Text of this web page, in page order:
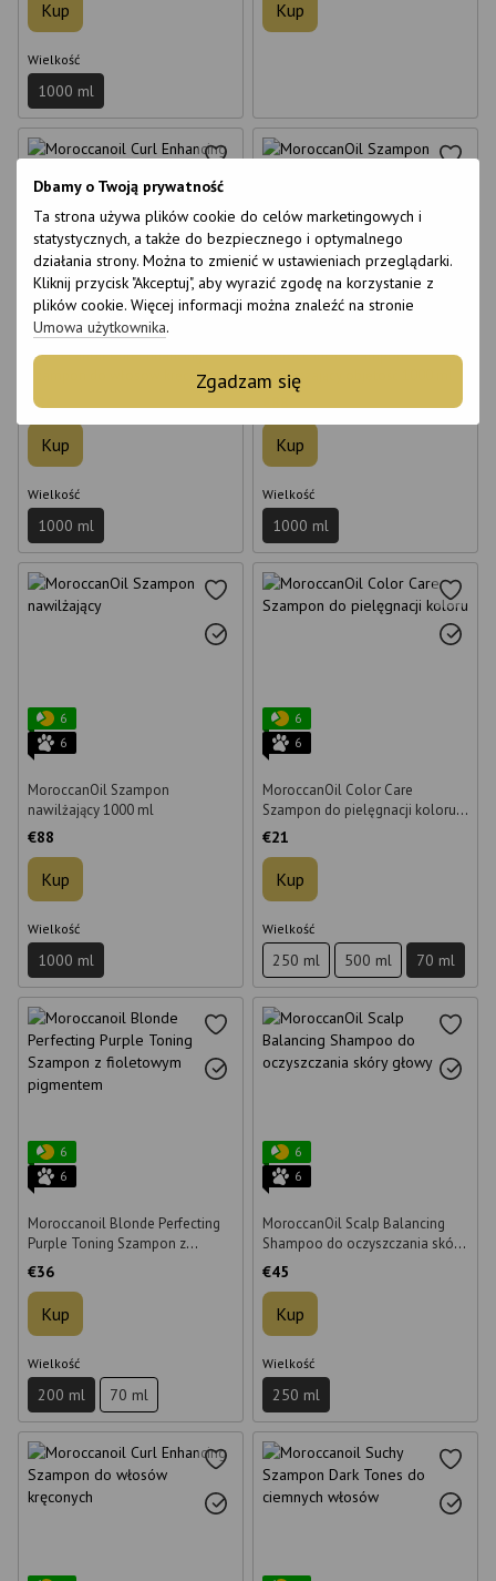
Dbamy o Twoją prywatność
Ta strona używa plików cookie do celów marketingowych i
statystycznych, a także do bezpiecznego i optymalnego
działania strony. Można to zmienić w ustawieniach przeglądarki.
Kliknij przycisk "Akceptuj", aby wyrazić zgodę na korzystanie z
plików cookie. Więcej informacji można znaleźć na stronie
Umowa użytkownika.
Zgadzam się
Kup
Wielkość
1000 ml
Kup
6
6
Moroccanoil Curl Enhancing
Szampon do włosów kręconych
€86
Kup
Wielkość
1000 ml
6
6
MoroccanOil Szampon
zwiększający objętość 1000 ml
Kup
Wielkość
1000 ml
6
6
MoroccanOil Szampon
nawilżający 1000 ml
€88
Kup
Wielkość
1000 ml
6
6
MoroccanOil Color Care
Szampon do pielęgnacji koloru
70 ml
€21
Kup
Wielkość
250 ml 500 ml 70 ml
6
6
Moroccanoil Blonde Perfecting
Purple Toning Szampon z
fioletowym pigmentem 200 ml
€36
Kup
Wielkość
200 ml 70 ml
6
6
MoroccanOil Scalp Balancing
Shampoo do oczyszczania skóry
głowy 250 ml
€45
Kup
Wielkość
250 ml